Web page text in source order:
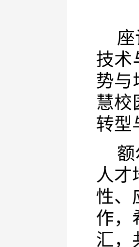
技术
势与
慧校
转型
人才
性、
作，
汇，